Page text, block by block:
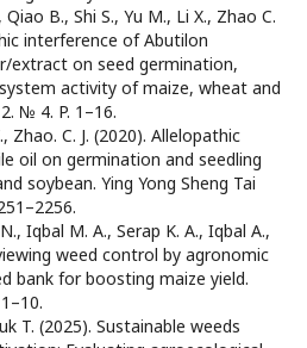
B., Shi S., Yu M., Li X., Zhao C.
interference of Abutilon
extract on seed germination,
activity of maize, wheat and
№ 4. P. 1–16.
Zhao. C. J. (2020). Allelopathic
oil on germination and seedling
soybean. Ying Yong Sheng Tai
Iqbal M. A., Serap K. A., Iqbal A.,
weed control by agronomic
bank for boosting maize yield.
T. (2025). Sustainable weeds